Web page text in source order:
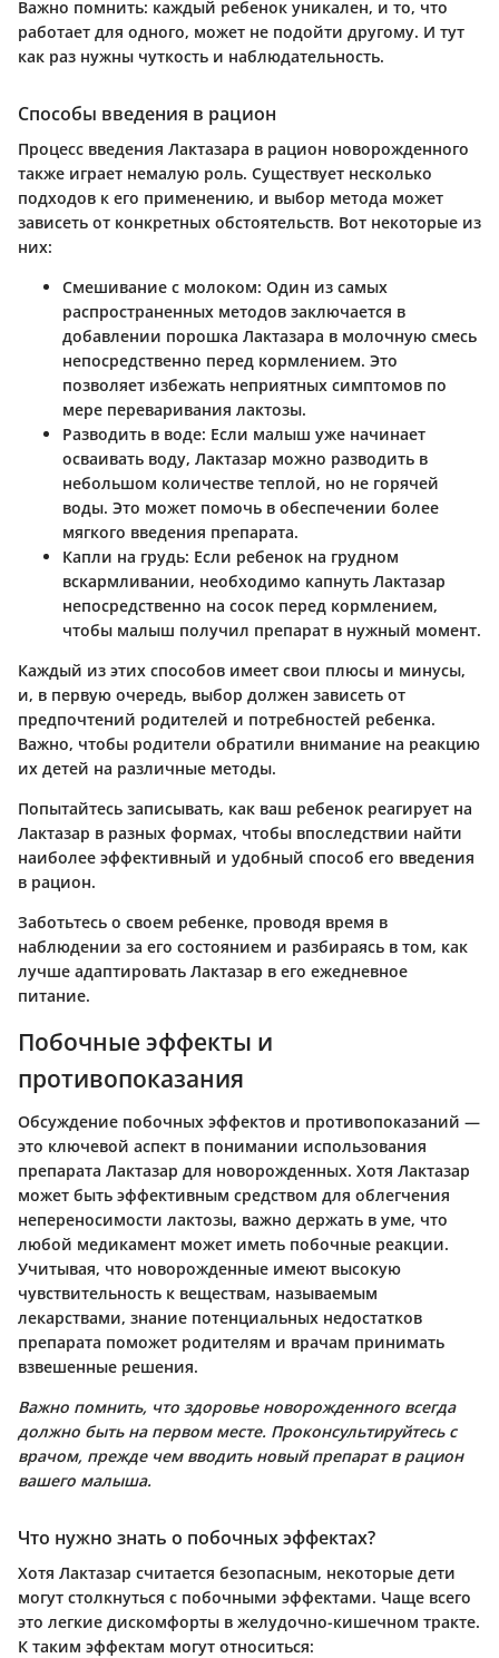
Важно помнить: каждый ребенок уникален, и то, что
работает для одного, может не подойти другому. И тут
как раз нужны чуткость и наблюдательность.
Способы введения в рацион
Процесс введения Лактазара в рацион новорожденного
также играет немалую роль. Существует несколько
подходов к его применению, и выбор метода может
зависеть от конкретных обстоятельств. Вот некоторые из
них:
Смешивание с молоком: Один из самых
распространенных методов заключается в
добавлении порошка Лактазара в молочную смесь
непосредственно перед кормлением. Это
позволяет избежать неприятных симптомов по
мере переваривания лактозы.
Разводить в воде: Если малыш уже начинает
осваивать воду, Лактазар можно разводить в
небольшом количестве теплой, но не горячей
воды. Это может помочь в обеспечении более
мягкого введения препарата.
Капли на грудь: Если ребенок на грудном
вскармливании, необходимо капнуть Лактазар
непосредственно на сосок перед кормлением,
чтобы малыш получил препарат в нужный момент.
Каждый из этих способов имеет свои плюсы и минусы,
и, в первую очередь, выбор должен зависеть от
предпочтений родителей и потребностей ребенка.
Важно, чтобы родители обратили внимание на реакцию
их детей на различные методы.
Попытайтесь записывать, как ваш ребенок реагирует на
Лактазар в разных формах, чтобы впоследствии найти
наиболее эффективный и удобный способ его введения
в рацион.
Заботьтесь о своем ребенке, проводя время в
наблюдении за его состоянием и разбираясь в том, как
лучше адаптировать Лактазар в его ежедневное
питание.
Побочные эффекты и
противопоказания
Обсуждение побочных эффектов и противопоказаний —
это ключевой аспект в понимании использования
препарата Лактазар для новорожденных. Хотя Лактазар
может быть эффективным средством для облегчения
непереносимости лактозы, важно держать в уме, что
любой медикамент может иметь побочные реакции.
Учитывая, что новорожденные имеют высокую
чувствительность к веществам, называемым
лекарствами, знание потенциальных недостатков
препарата поможет родителям и врачам принимать
взвешенные решения.
Важно помнить, что здоровье новорожденного всегда
должно быть на первом месте. Проконсультируйтесь с
врачом, прежде чем вводить новый препарат в рацион
вашего малыша.
Что нужно знать о побочных эффектах?
Хотя Лактазар считается безопасным, некоторые дети
могут столкнуться с побочными эффектами. Чаще всего
это легкие дискомфорты в желудочно-кишечном тракте.
К таким эффектам могут относиться: